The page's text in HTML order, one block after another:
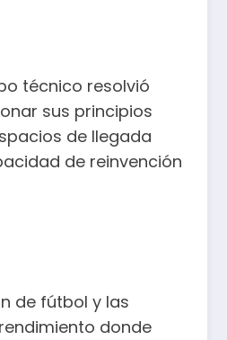
técnico resolvió
sus principios
de llegada
de reinvención
de fútbol y las
donde